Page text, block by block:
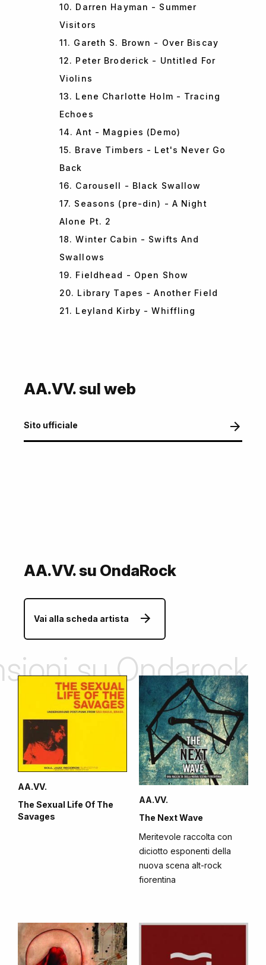
10. Darren Hayman - Summer
Visitors
11. Gareth S. Brown - Over Biscay
12. Peter Broderick - Untitled For
Violins
13. Lene Charlotte Holm - Tracing
Echoes
14. Ant - Magpies (Demo)
15. Brave Timbers - Let's Never Go
Back
16. Carousell - Black Swallow
17. Seasons (pre-din) - A Night
Alone Pt. 2
18. Winter Cabin - Swifts And
Swallows
19. Fieldhead - Open Show
20. Library Tapes - Another Field
21. Leyland Kirby - Whiffling
AA.VV. sul web
Sito ufficiale
AA.VV. su OndaRock
Vai alla scheda artista
su Ondarock
AA.VV.
The Sexual Life Of The
Savages
AA.VV.
The Next Wave
Meritevole raccolta con
diciotto esponenti della
nuova scena alt-rock
fiorentina